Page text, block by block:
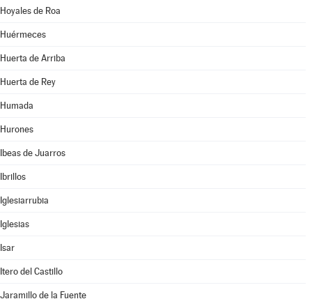
Hoyales de Roa
Huérmeces
Huerta de Arriba
Huerta de Rey
Humada
Hurones
Ibeas de Juarros
Ibrillos
Iglesiarrubia
Iglesias
Isar
Itero del Castillo
Jaramillo de la Fuente